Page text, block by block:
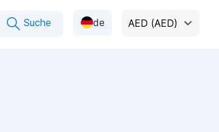
Suche de AED (AED)